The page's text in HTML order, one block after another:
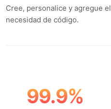
Cree, personalice y agregue
necesidad de código.
99.9%